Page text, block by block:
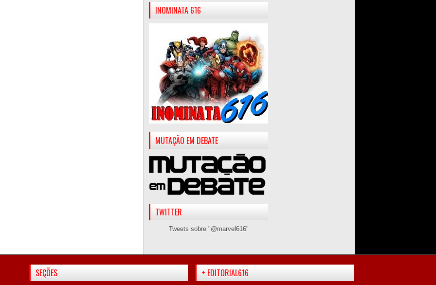
INOMINATA 616
MUTAÇÃO EM DEBATE
TWITTER
Tweets sobre "@marvel616"
SEÇÕES + EDITORIAL616